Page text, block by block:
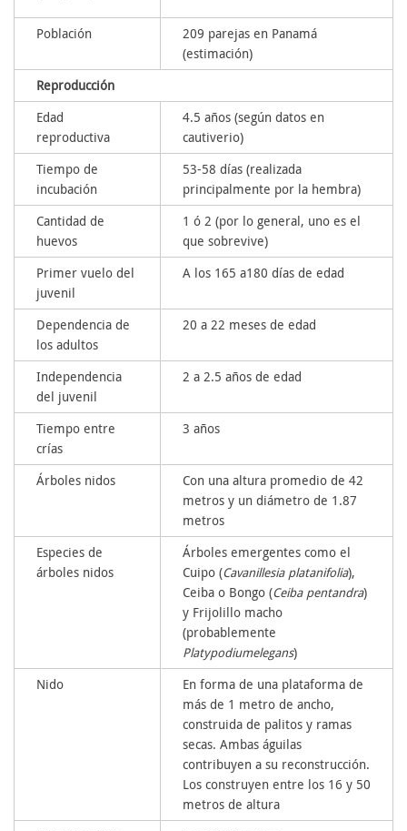
Población
209 parejas en Panamá
(estimación)
Reproducción
Edad
reproductiva
4.5 años (según datos en
cautiverio)
Tiempo de
incubación
53-58 días (realizada
principalmente por la hembra)
Cantidad de
huevos
1 ó 2 (por lo general, uno es el
que sobrevive)
Primer vuelo del
juvenil
A los 165 a180 días de edad
Dependencia de
los adultos
20 a 22 meses de edad
Independencia
del juvenil
2 a 2.5 años de edad
Tiempo entre
crías
3 años
Árboles nidos
Con una altura promedio de 42
metros y un diámetro de 1.87
metros
Especies de
árboles nidos
Árboles emergentes como el
Cuipo (Cavanillesia platanifolia),
Ceiba o Bongo (Ceiba pentandra)
y Frijolillo macho
(probablemente
Platypodiumelegans)
Nido
En forma de una plataforma de
más de 1 metro de ancho,
construida de palitos y ramas
secas. Ambas águilas
contribuyen a su reconstrucción.
Los construyen entre los 16 y 50
metros de altura